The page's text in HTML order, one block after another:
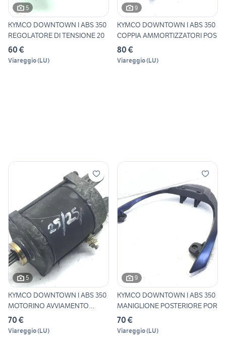
5
KYMCO DOWNTOWN I ABS 350
REGOLATORE DI TENSIONE 20
60 €
Viareggio(LU)
9
KYMCO DOWNTOWN I ABS 350
COPPIA AMMORTIZZATORI POS
80 €
Viareggio(LU)
5
KYMCO DOWNTOWN I ABS 350
MOTORINO AVVIAMENTO
START
70 €
Viareggio(LU)
9
KYMCO DOWNTOWN I ABS 350
MANIGLIONE POSTERIORE POR
70 €
Viareggio(LU)